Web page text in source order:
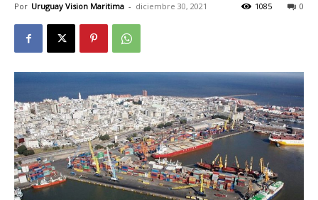
Por Uruguay Vision Maritima - diciembre 30, 2021 0
1085